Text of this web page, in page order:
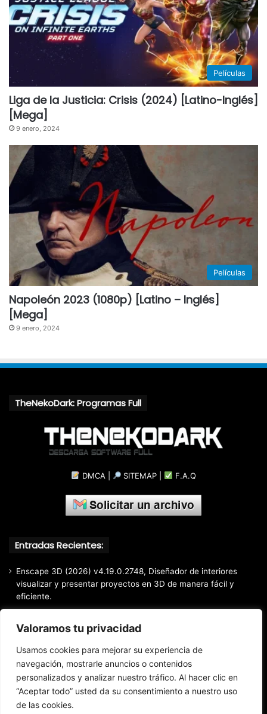
Valoramos tu privacidad
Usamos cookies para mejorar su experiencia de
navegación, mostrarle anuncios o contenidos
personalizados y analizar nuestro tráfico. Al hacer clic en
“Aceptar todo” usted da su consentimiento a nuestro uso
de las cookies.
Películas
Liga de la Justicia: Crisis (2024) [Latino-Inglés]
[Mega]
9 enero, 2024
Películas
Napoleón 2023 (1080p) [Latino – Inglés]
[Mega]
9 enero, 2024
TheNekoDark: Programas Full
DMCA SITEMAP F.A.Q
Entradas Recientes:
Enscape 3D (2026) v4.19.0.2748, Diseñador de interiores
visualizar y presentar proyectos en 3D de manera fácil y
eficiente.
EaseUS Partition Master Professional All Edition (2026)
v20.5.0 Build 202608010610, Crear y modificar particiones
fácil y rápido
EaseUS Todo Backup Home 2025 v16.3.1, Respaldo y
recuperación de archivos confiable